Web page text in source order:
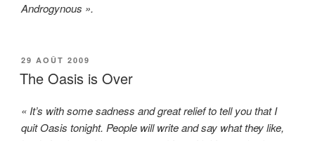
Androgynous ».
PUBLIÉ
LE
29 AOÛT 2009
The Oasis is Over
« It’s with some sadness and great relief to tell you that I
quit Oasis tonight. People will write and say what they like,